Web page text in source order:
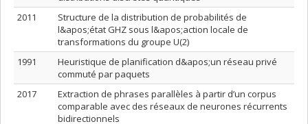
2011
Structure de la distribution de probabilités de
l&apos;état GHZ sous l&apos;action locale de
transformations du groupe U(2)
1991
Heuristique de planification d&apos;un réseau privé
commuté par paquets
2017
Extraction de phrases parallèles à partir d’un corpus
comparable avec des réseaux de neurones récurrents
bidirectionnels